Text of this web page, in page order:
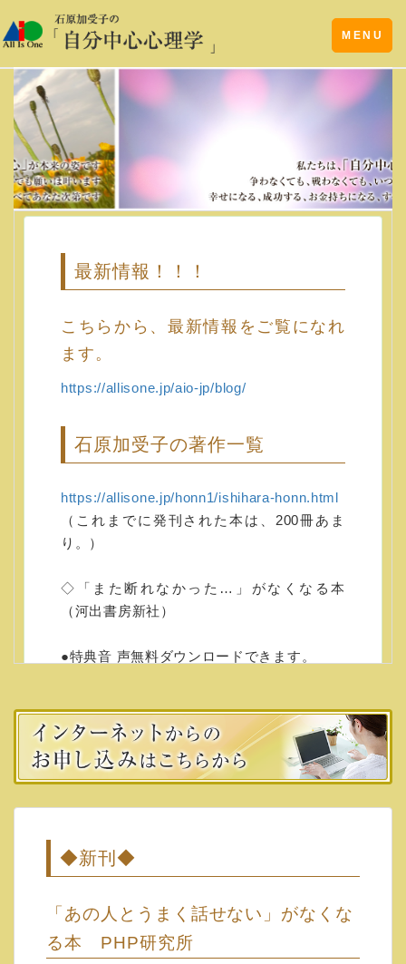
Toggle
navigation
MENU
最新情報！！！
こちらから、最新情報をご覧になれ
ます。
https://allisone.jp/aio-jp/blog/
石原加受子の著作一覧
https://allisone.jp/honn1/ishihara-honn.html
（これまでに発刊された本は、200冊あま
り。）
◇「また断れなかった…」がなくなる本
（河出書房新社）
●特典音 声無料ダウンロードできます。
の本をご購入いただき、注文番号を下記ホー
ムページにあるリ
ンクより入力ください。
ティブな気持ち」を味方にする方法 (日本実
業出版社)
◆新刊◆
「あの人とうまく話せない」がなくな
る本 PHP研究所